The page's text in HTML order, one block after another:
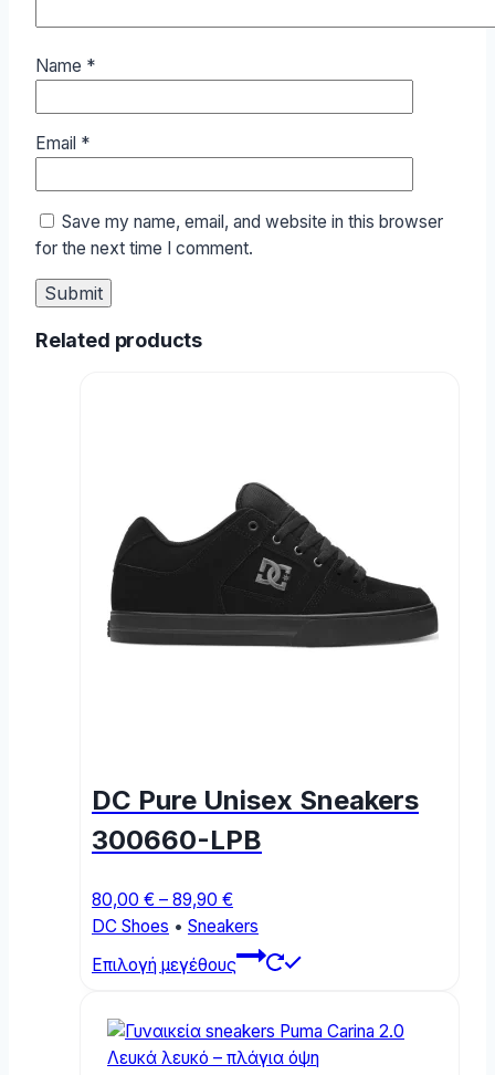
Name *
Email *
Save my name, email, and website in this browser
for the next time I comment.
Related products
DC Pure Unisex Sneakers
300660-LPB
80,00 € – 89,90 €Price
range:
80,00 €
through
DC Shoes • Sneakers
Επιλογή μεγέθους
This
multiple
variants.